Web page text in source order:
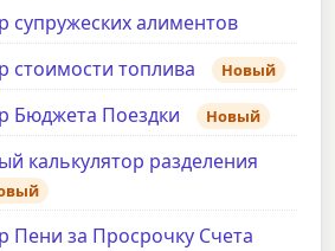
супружеских алиментов
стоимости топлива
Новый
Бюджета Поездки Новый
калькулятор разделения
Пени за Просрочку Счета